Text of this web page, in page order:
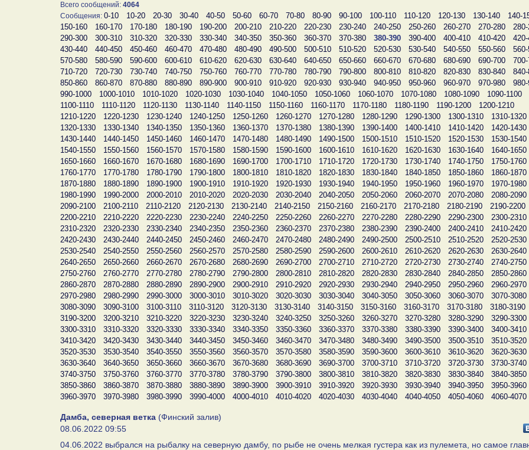
Всего сообщений: 4064
Сообщения: 0-10 10-20 20-30 30-40 40-50 50-60 60-70 70-80 80-90 90-100 100-110 110-120 120-130 130-140
140-
150-160
160-170 170-180 180-190 190-200 200-210 210-220 220-230 230-240 240-250 250-260 260-270 270-280
290-300
300-310 310-320 320-330 330-340 340-350 350-360 360-370 370-380 380-390 390-400 400-410 410-420
430-440
440-450 450-460 460-470 470-480 480-490 490-500 500-510 510-520 520-530 530-540 540-550 550-560
570-580
580-590 590-600 600-610 610-620 620-630 630-640 640-650 650-660 660-670 670-680 680-690 690-700
710-720
720-730 730-740 740-750 750-760 760-770 770-780 780-790 790-800 800-810 810-820 820-830 830-840
850-860
860-870 870-880 880-890 890-900 900-910 910-920 920-930 930-940 940-950 950-960 960-970 970-980
990-1000
1000-1010 1010-1020 1020-1030 1030-1040 1040-1050 1050-1060 1060-1070 1070-1080 1080-1090
1090-1100
1100-1110
1110-1120 1120-1130 1130-1140 1140-1150 1150-1160 1160-1170 1170-1180 1180-1190 1190-1200
1200-1210
1210-1220
1220-1230 1230-1240 1240-1250 1250-1260 1260-1270 1270-1280 1280-1290 1290-1300 1300-1310
1310-1320
1320-1330
1330-1340 1340-1350 1350-1360 1360-1370 1370-1380 1380-1390 1390-1400 1400-1410 1410-1420
1420-1430
1430-1440
1440-1450 1450-1460 1460-1470 1470-1480 1480-1490 1490-1500 1500-1510 1510-1520 1520-1530
1530-1540
1540-1550
1550-1560 1560-1570 1570-1580 1580-1590 1590-1600 1600-1610 1610-1620 1620-1630 1630-1640
1640-1650
1650-1660
1660-1670 1670-1680 1680-1690 1690-1700 1700-1710 1710-1720 1720-1730 1730-1740 1740-1750
1750-1760
1760-1770
1770-1780 1780-1790 1790-1800 1800-1810 1810-1820 1820-1830 1830-1840 1840-1850 1850-1860
1860-1870
1870-1880
1880-1890 1890-1900 1900-1910 1910-1920 1920-1930 1930-1940 1940-1950 1950-1960 1960-1970
1970-1980
1980-1990
1990-2000 2000-2010 2010-2020 2020-2030 2030-2040 2040-2050 2050-2060 2060-2070 2070-2080
2080-2090
2090-2100
2100-2110 2110-2120 2120-2130 2130-2140 2140-2150 2150-2160 2160-2170 2170-2180 2180-2190
2190-2200
2200-2210
2210-2220 2220-2230 2230-2240 2240-2250 2250-2260 2260-2270 2270-2280 2280-2290 2290-2300
2300-2310
2310-2320
2320-2330 2330-2340 2340-2350 2350-2360 2360-2370 2370-2380 2380-2390 2390-2400 2400-2410
2410-2420
2420-2430
2430-2440 2440-2450 2450-2460 2460-2470 2470-2480 2480-2490 2490-2500 2500-2510 2510-2520
2520-2530
2530-2540
2540-2550 2550-2560 2560-2570 2570-2580 2580-2590 2590-2600 2600-2610 2610-2620 2620-2630
2630-2640
2640-2650
2650-2660 2660-2670 2670-2680 2680-2690 2690-2700 2700-2710 2710-2720 2720-2730 2730-2740
2740-2750
2750-2760
2760-2770 2770-2780 2780-2790 2790-2800 2800-2810 2810-2820 2820-2830 2830-2840 2840-2850
2850-2860
2860-2870
2870-2880 2880-2890 2890-2900 2900-2910 2910-2920 2920-2930 2930-2940 2940-2950 2950-2960
2960-2970
2970-2980
2980-2990 2990-3000 3000-3010 3010-3020 3020-3030 3030-3040 3040-3050 3050-3060 3060-3070
3070-3080
3080-3090
3090-3100 3100-3110 3110-3120 3120-3130 3130-3140 3140-3150 3150-3160 3160-3170 3170-3180
3180-3190
3190-3200
3200-3210 3210-3220 3220-3230 3230-3240 3240-3250 3250-3260 3260-3270 3270-3280 3280-3290
3290-3300
3300-3310
3310-3320 3320-3330 3330-3340 3340-3350 3350-3360 3360-3370 3370-3380 3380-3390 3390-3400
3400-3410
3410-3420
3420-3430 3430-3440 3440-3450 3450-3460 3460-3470 3470-3480 3480-3490 3490-3500 3500-3510
3510-3520
3520-3530
3530-3540 3540-3550 3550-3560 3560-3570 3570-3580 3580-3590 3590-3600 3600-3610 3610-3620
3620-3630
3630-3640
3640-3650 3650-3660 3660-3670 3670-3680 3680-3690 3690-3700 3700-3710 3710-3720 3720-3730
3730-3740
3740-3750
3750-3760 3760-3770 3770-3780 3780-3790 3790-3800 3800-3810 3810-3820 3820-3830 3830-3840
3840-3850
3850-3860
3860-3870 3870-3880 3880-3890 3890-3900 3900-3910 3910-3920 3920-3930 3930-3940 3940-3950
3950-3960
3960-3970
3970-3980 3980-3990 3990-4000 4000-4010 4010-4020 4020-4030 4030-4040 4040-4050 4050-4060 4060-4070
Дамба, северная ветка (Финский залив)
08.06.2022 09:55
04.06.2022 выбрался на рыбалку на северную дамбу, по рыбе не очень мелкая густера как из пулемета, но самое